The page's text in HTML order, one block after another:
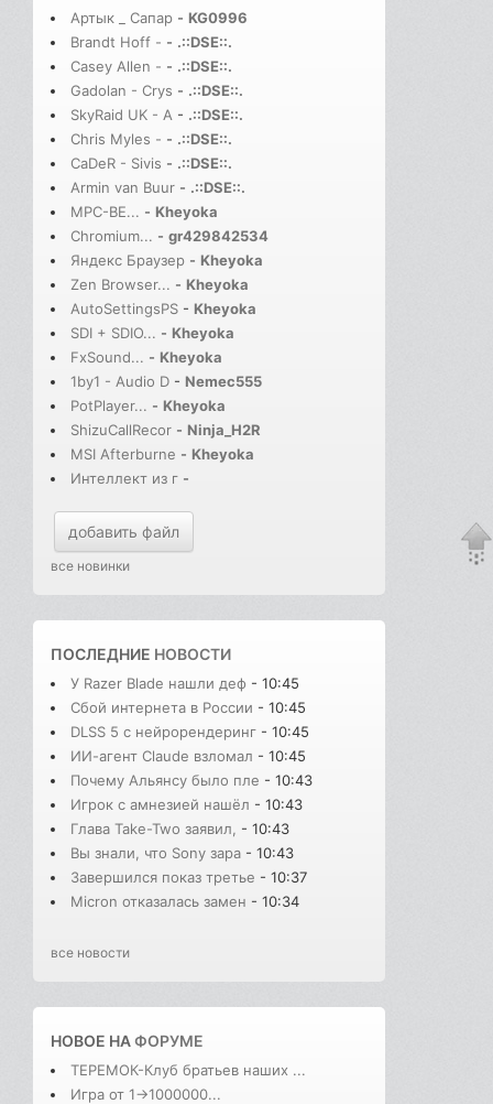
Артык _ Сапар - KG0996
Brandt Hoff - - .::DSE::.
Casey Allen - - .::DSE::.
Gadolan - Crys - .::DSE::.
SkyRaid UK - A - .::DSE::.
Chris Myles - - .::DSE::.
CaDeR - Sivis - .::DSE::.
Armin van Buur - .::DSE::.
MPC-BE... - Kheyoka
Chromium... - gr429842534
Яндекс Браузер - Kheyoka
Zen Browser... - Kheyoka
AutoSettingsPS - Kheyoka
SDI + SDIO... - Kheyoka
FxSound... - Kheyoka
1by1 - Audio D - Nemec555
PotPlayer... - Kheyoka
ShizuCallRecor - Ninja_H2R
MSI Afterburne - Kheyoka
Интеллект из г -
добавить файл
все новинки
ПОСЛЕДНИЕ НОВОСТИ
У Razer Blade нашли деф - 10:45
Сбой интернета в России - 10:45
DLSS 5 с нейрорендеринг - 10:45
ИИ-агент Claude взломал - 10:45
Почему Альянсу было пле - 10:43
Игрок с амнезией нашёл - 10:43
Глава Take-Two заявил, - 10:43
Вы знали, что Sony зара - 10:43
Завершился показ третье - 10:37
Micron отказалась замен - 10:34
все новости
НОВОЕ НАФОРУМЕ
ТЕРЕМОК-Клуб братьев наших ...
Игра от 1->1000000...